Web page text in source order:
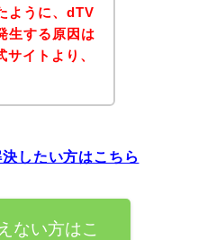
ように、dTV
生する原因は
イトより、
したい方はこちら
ない方はこ